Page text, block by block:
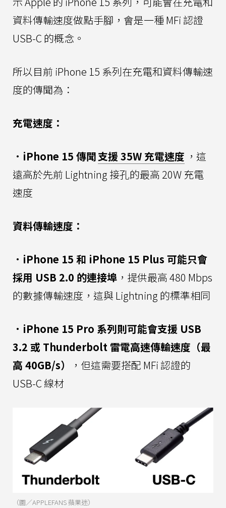
資料傳輸速度做點手腳，會是一種 MFi 認證
USB-C 的概念。
所以目前 iPhone 15 系列在充電和資料傳輸速
度的傳聞為：
充電速度：
．iPhone 15 傳聞支援 35W 充電速度 ，這
遠高於先前 Lightning 接孔的最高 20W 充電
速度
資料傳輸速度：
．iPhone 15 和 iPhone 15 Plus 可能只會
採用 USB 2.0 的連接埠 ，提供最高 480 Mbps
的數據傳輸速度，這與 Lightning 的標準相同
．iPhone 15 Pro 系列則可能會支援 USB
3.2 或 Thunderbolt 雷電高速傳輸速度（最
高 40GB/s）
，但這需要搭配 MFi 認證的
USB-C 線材
（圖／APPLEFANS 蘋果迷）